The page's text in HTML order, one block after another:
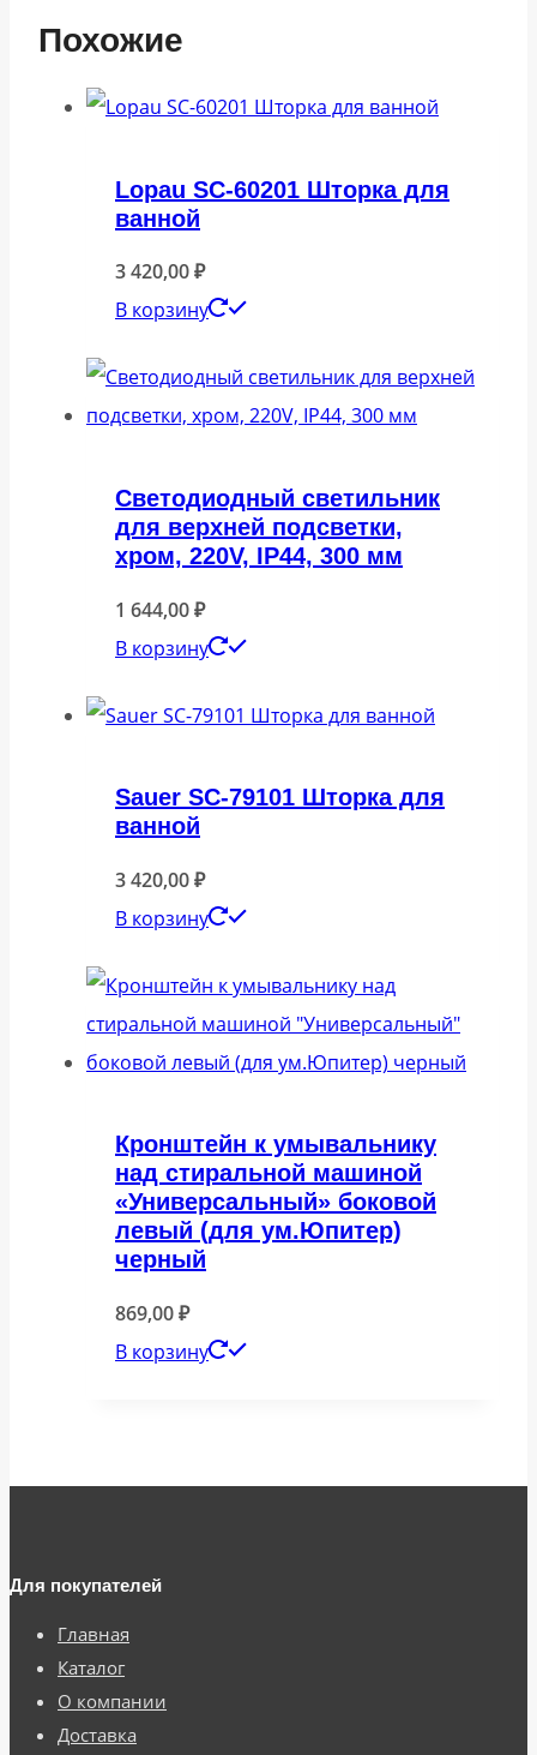
Похожие
Lopau SC-60201 Шторка для
ванной
3 420,00₽
В корзину
Светодиодный светильник
для верхней подсветки,
хром, 220V, IP44, 300 мм
1 644,00₽
В корзину
Sauer SC-79101 Шторка для
ванной
3 420,00₽
В корзину
Кронштейн к умывальнику
над стиральной машиной
«Универсальный» боковой
левый (для ум.Юпитер)
черный
869,00₽
В корзину
Для покупателей
Главная
Каталог
О компании
Доставка